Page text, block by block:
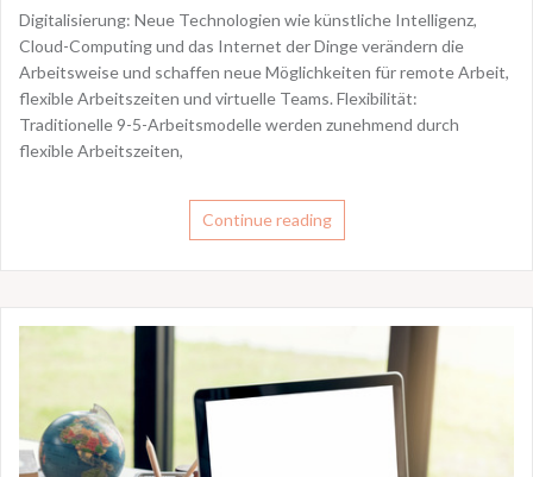
Digitalisierung: Neue Technologien wie künstliche Intelligenz,
Cloud-Computing und das Internet der Dinge verändern die
Arbeitsweise und schaffen neue Möglichkeiten für remote Arbeit,
flexible Arbeitszeiten und virtuelle Teams. Flexibilität:
Traditionelle 9-5-Arbeitsmodelle werden zunehmend durch
flexible Arbeitszeiten,
Continue reading